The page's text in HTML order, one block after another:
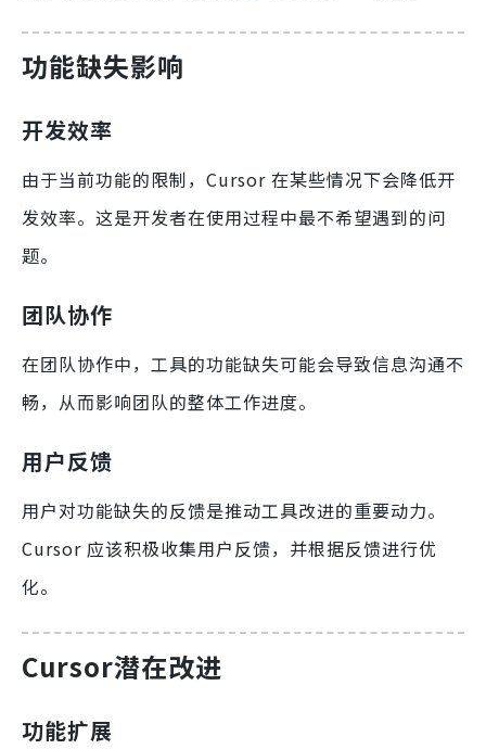
功能缺失影响
开发效率
由于当前功能的限制，Cursor 在某些情况下会降低开
发效率。这是开发者在使用过程中最不希望遇到的问
题。
团队协作
在团队协作中，工具的功能缺失可能会导致信息沟通不
畅，从而影响团队的整体工作进度。
用户反馈
用户对功能缺失的反馈是推动工具改进的重要动力。
Cursor 应该积极收集用户反馈，并根据反馈进行优
化。
Cursor潜在改进
功能扩展